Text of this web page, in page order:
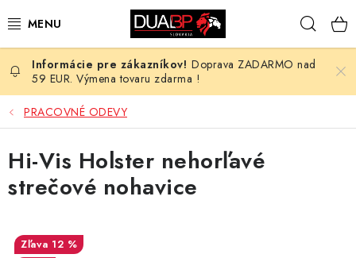
na
NOVÉ
PRACOVNÉ ODEVY
OBUV
HOTEL A SLUŽBY
ZDRAVOTNÍCTVO
Doprava ZADARMO nad
59 EUR. Výmena tovaru zdarma !
PRACOVNÉ ODEVY
Hi-Vis Holster nehorľavé
strečové nohavice
12 %